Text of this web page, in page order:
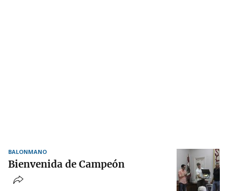
BALONMANO
Bienvenida de Campeón